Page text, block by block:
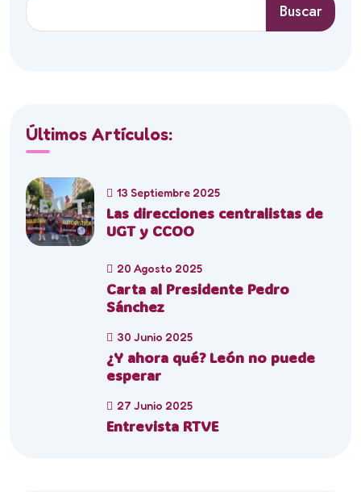
Buscar
Últimos Artículos:
13 Septiembre 2025
Las direcciones centralistas de
UGT y CCOO
20 Agosto 2025
Carta al Presidente Pedro
Sánchez
30 Junio 2025
¿Y ahora qué? León no puede
esperar
27 Junio 2025
Entrevista RTVE